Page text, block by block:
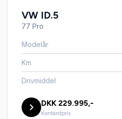
antispin
Apple CarPlay
automatgear
Automatisk lys
VW ID.5
77 Pro
Modelår
Km
Drivmiddel
DKK 229.995,-
Kontantpris